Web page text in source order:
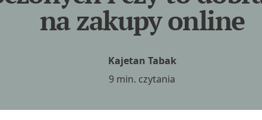
na zakupy online
Kajetan Tabak
9 min. czytania